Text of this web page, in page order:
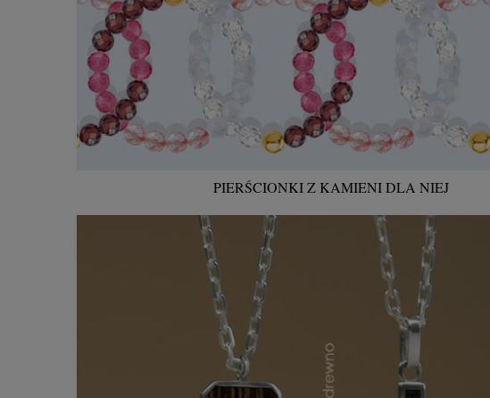
PIERŚCIONKI Z KAMIENI DLA NIEJ